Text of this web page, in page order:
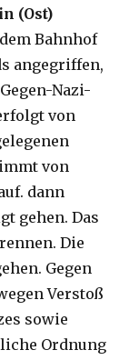
(Ost)
Bahnhof
angegriffen,
Nazi-
von
von
dann
gehen. Das
Die
Gegen
Verstoß
sowie
Ordnung